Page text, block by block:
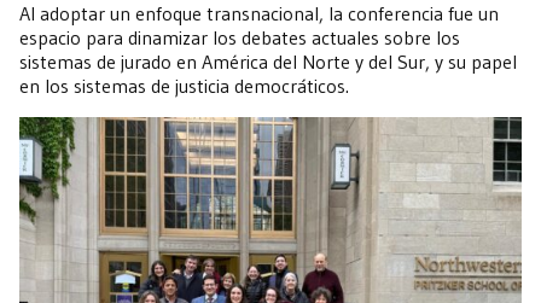
Al adoptar un enfoque transnacional, la conferencia fue un
espacio para dinamizar los debates actuales sobre los
sistemas de jurado en América del Norte y del Sur, y su papel
en los sistemas de justicia democráticos.